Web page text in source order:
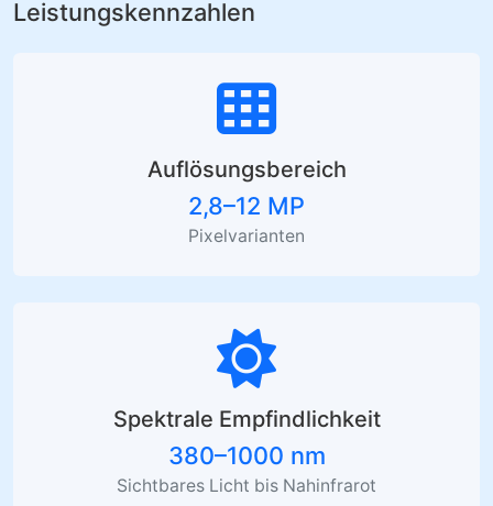
Leistungskennzahlen
Auflösungsbereich
2,8–12 MP
Pixelvarianten
Spektrale Empfindlichkeit
380–1000 nm
Sichtbares Licht bis Nahinfrarot